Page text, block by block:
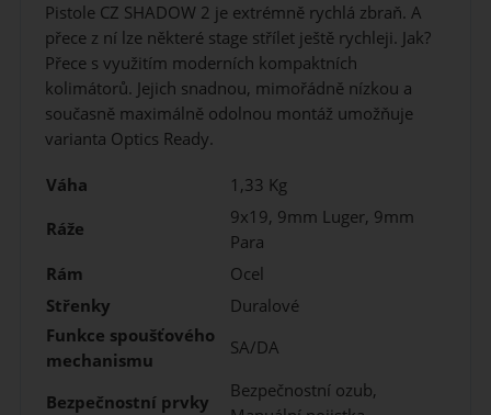
Pistole CZ SHADOW 2 je extrémně rychlá zbraň. A
přece z ní lze některé stage střílet ještě rychleji. Jak?
Přece s využitím moderních kompaktních
kolimátorů. Jejich snadnou, mimořádně nízkou a
současně maximálně odolnou montáž umožňuje
varianta Optics Ready.
Váha
1,33 Kg
Ráže
9x19, 9mm Luger, 9mm
Para
Rám
Ocel
Střenky
Duralové
Funkce spoušťového
mechanismu
SA/DA
Bezpečnostní prvky
Bezpečnostní ozub,